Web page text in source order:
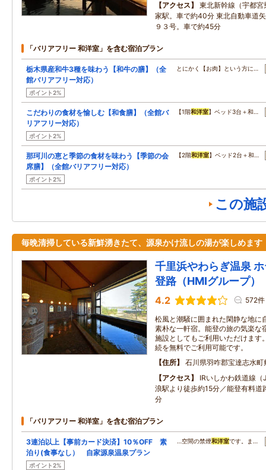
アクセス
東北新幹線（宇都
家駅。車で約40分 東北自動車道
９３号。車で約45分
「バリアフリー 和洋室」を含む宿泊プラン
栃木県産和牛3種を味わう【和牛の膳】（全
館バリアフリー対応）
ポイント2%
とにかく【お肉】という方に…
こだわりの食材を愉しむ【和食膳】（全館バ
リアフリー対応）
ポイント2%
【1階和洋室】ベッド3台＋和…
那珂川の恵と季節の食材を味わう【季節の会
席膳】（全館バリアフリー対応）
ポイント2%
【2階和洋室】ベッド2台＋和…
この施
毎晩清掃している新鮮湧きたて、源泉かけ流しの湯が楽しめます
千里浜やわらぎ温泉
登路（HMIグループ）
4.2 572件
松風と潮騒に囲まれた閑静な地に
素朴な一軒宿。能登の旅の気楽な
施設としてもご利用いただけま
続を無料でご利用可能です。
住所
石川県羽咋郡宝達志水
アクセス
IRいしかわ鉄道線
浪駅より徒歩約15分／能登有料道
分
「バリアフリー 和洋室」を含む宿泊プラン
3連泊以上【事前カード決済】10％OFF 素
泊り(食事なし） 自家源泉温泉プラン
ポイント2%
…空間の禁煙和洋室です。ま…